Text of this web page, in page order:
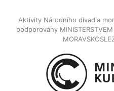
Aktivity Národního divadla
podporovány MINISTERSTVEM